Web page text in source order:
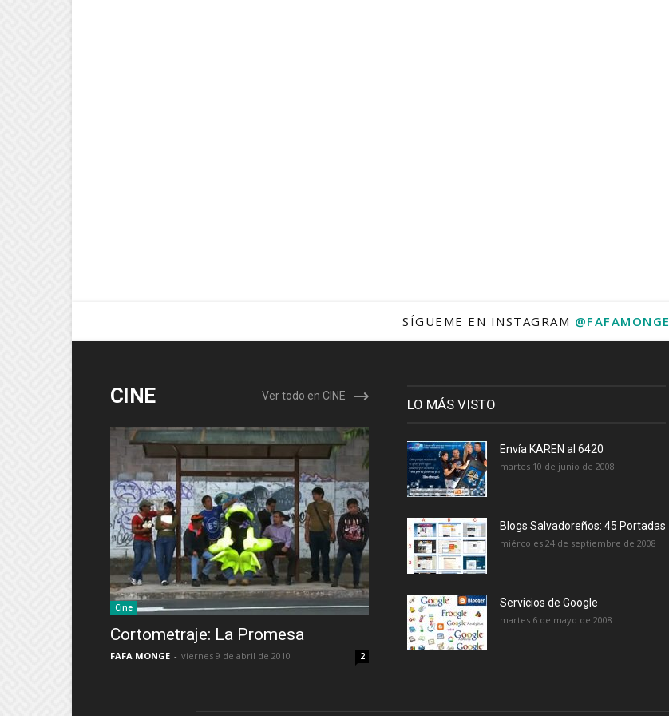
SÍGUEME EN INSTAGRAM @FAFAMONGE
CINE Ver todo en CINE
Cine
Cortometraje: La Promesa
FAFA MONGE - viernes 9 de abril de 2010 2
LO MÁS VISTO
Envía KAREN al 6420
martes 10 de junio de 2008
Blogs Salvadoreños: 45 Portadas
miércoles 24 de septiembre de 2008
Servicios de Google
martes 6 de mayo de 2008